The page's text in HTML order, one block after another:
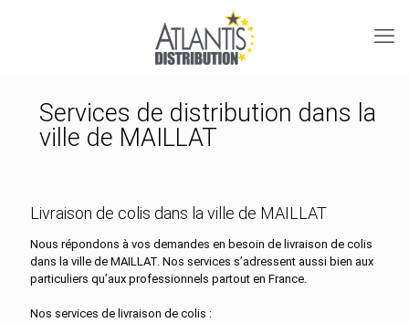
Services de distribution dans la
ville de MAILLAT
Livraison de colis dans la ville de MAILLAT
Nous répondons à vos demandes en besoin de livraison de colis
dans la ville de MAILLAT. Nos services s’adressent aussi bien aux
particuliers qu’aux professionnels partout en France.
Nos services de livraison de colis :